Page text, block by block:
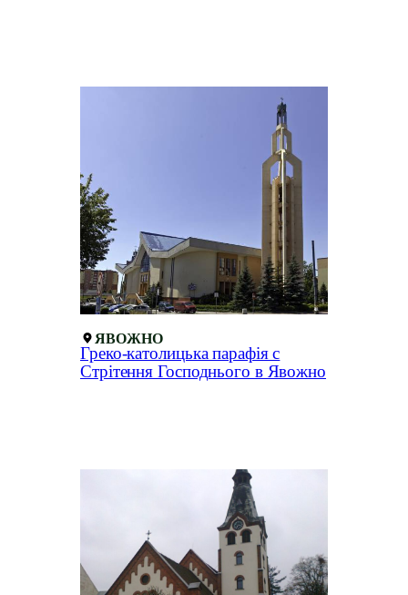
ЯВОЖНО
Греко-католицька парафія с
Стрітення Господнього в Явожно